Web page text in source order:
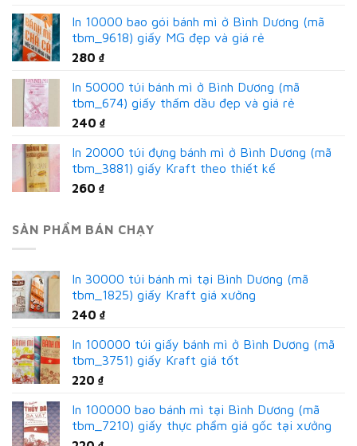
In 10000 bao gói bánh mì ở Bình Dương (mã
tbm_9618) giấy MG đẹp và giá rẻ
280 ₫
In 50000 túi bánh mì ở Bình Dương (mã
tbm_674) giấy thấm dầu đẹp và giá rẻ
240 ₫
In 20000 túi đựng bánh mì ở Bình Dương (mã
tbm_3881) giấy Kraft theo thiết kế
260 ₫
SẢN PHẨM BÁN CHẠY
In 30000 túi bánh mì tại Bình Dương (mã
tbm_1825) giấy Kraft giá xưởng
240 ₫
In 100000 túi giấy bánh mì ở Bình Dương (mã
tbm_3751) giấy Kraft giá tốt
220 ₫
In 100000 bao bánh mì tại Bình Dương (mã
tbm_7210) giấy thực phẩm giá gốc tại xưởng